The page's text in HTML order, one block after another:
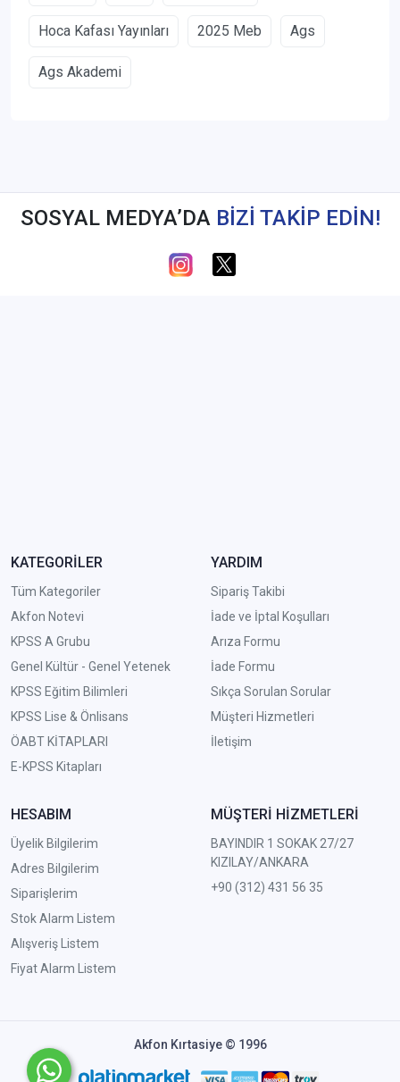
Hoca Kafası Yayınları 2025 Meb Ags
Ags Akademi
SOSYAL MEDYA’DA BİZİ TAKİP EDİN!
KATEGORİLER
Tüm Kategoriler
Akfon Notevi
KPSS A Grubu
Genel Kültür - Genel Yetenek
KPSS Eğitim Bilimleri
KPSS Lise & Önlisans
ÖABT KİTAPLARI
E-KPSS Kitapları
YARDIM
Sipariş Takibi
İade ve İptal Koşulları
Arıza Formu
İade Formu
Sıkça Sorulan Sorular
Müşteri Hizmetleri
İletişim
HESABIM
Üyelik Bilgilerim
Adres Bilgilerim
Siparişlerim
Stok Alarm Listem
Alışveriş Listem
Fiyat Alarm Listem
MÜŞTERİ HİZMETLERİ
BAYINDIR 1 SOKAK 27/27
KIZILAY/ANKARA
+90 (312) 431 56 35
Akfon Kırtasiye © 1996